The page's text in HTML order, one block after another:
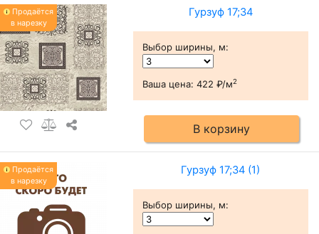
Продаётся
в нарезку
Гурзуф 17;34
Выбор ширины, м:
Ваша цена: 422 ₽/м2
В корзину
Продаётся
в нарезку
Гурзуф 17;34 (1)
Выбор ширины, м: